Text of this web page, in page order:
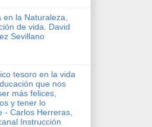
en la Naturaleza,
de vida. David
Sevillano
tesoro en la vida
que nos
más felices,
y tener lo
- Carlos Herreras,
Instrucción